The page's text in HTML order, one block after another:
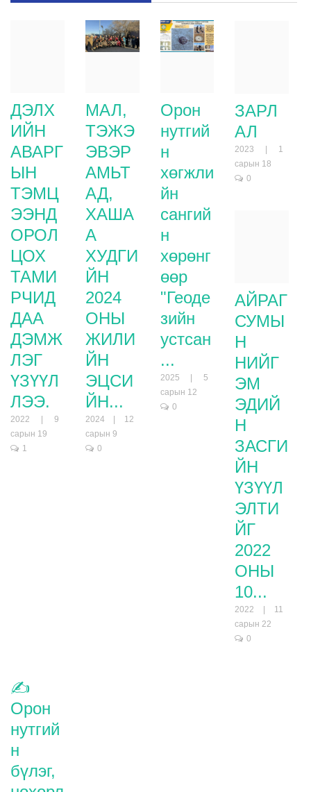
ДЭЛХ
ИЙН
АВАРГ
ЫН
ТЭМЦ
ЭЭНД
ОРОЛ
ЦОХ
ТАМИ
РЧИД
ДАА
ДЭМЖ
ЛЭГ
ҮЗҮҮЛ
ЛЭЭ.
2022 | 9
сарын 19
1
МАЛ,
ТЭЖЭ
ЭВЭР
АМЬТ
АД,
ХАША
А
ХУДГИ
ЙН
2024
ОНЫ
ЖИЛИ
ЙН
ЭЦСИ
ЙН...
2024 | 12
сарын 9
0
Орон
нутгий
н
хөгжли
йн
сангий
н
хөрөнг
өөр
"Геоде
зийн
устсан
...
2025 | 5
сарын 12
0
ЗАРЛ
АЛ
2023 | 1
сарын 18
0
АЙРАГ
СУМЫ
Н
НИЙГ
ЭМ
ЭДИЙ
Н
ЗАСГИ
ЙН
ҮЗҮҮЛ
ЭЛТИ
ЙГ
2022
ОНЫ
10...
2022 | 11
сарын 22
0
✍️
Орон
нутгий
н
бүлэг,